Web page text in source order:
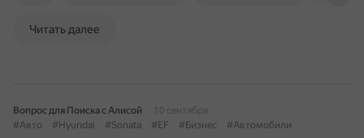
Читать далее
Вопрос для Поиска с Алисой
10 сентября
#Авто
#Hyundai #Sonata #EF #Бизнес #Автомобили